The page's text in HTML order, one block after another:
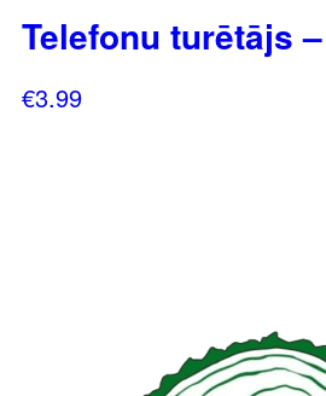
Telefonu turētājs
€3.99